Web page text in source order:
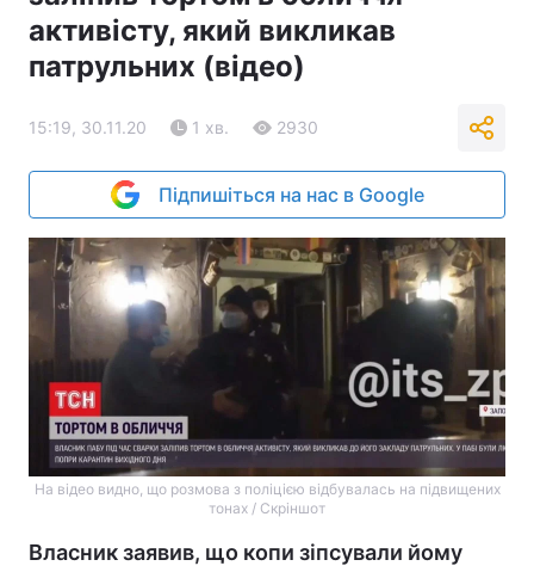
активісту, який викликав
патрульних (відео)
15:19, 30.11.20 1 хв. 2930
Підпишіться на нас в Google
На відео видно, що розмова з поліцією відбувалась на підвищених
тонах / Скріншот
Власник заявив, що копи зіпсували йому